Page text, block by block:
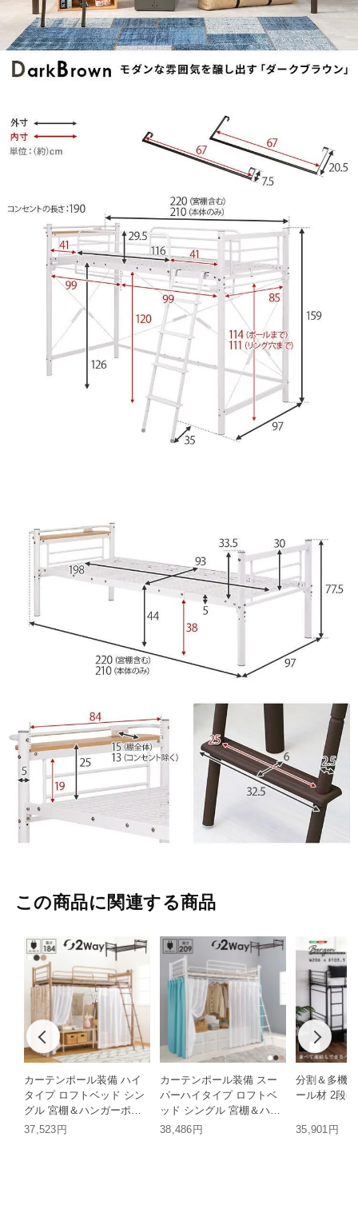
この商品に関連する商品
カーテンポール装備 ハイ
タイプ ロフトベッド シン
グル 宮棚＆ハンガーポー
ル付き スチール装飾フレ
37,523円
カーテンポール装備 スー
パーハイタイプ ロフトベ
ッド シングル 宮棚＆ハン
ガーポール付き スチール
38,486円
分割＆多機
ール材 2段
35,901円